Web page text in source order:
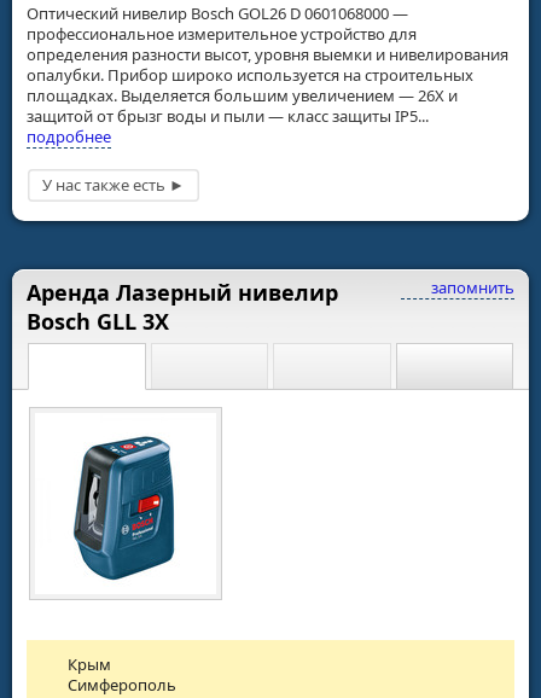
Оптический нивелир Bosch GOL26 D 0601068000 —
профессиональное измерительное устройство для
определения разности высот, уровня выемки и нивелирования
опалубки. Прибор широко используется на строительных
площадках. Выделяется большим увеличением — 26Х и
защитой от брызг воды и пыли — класс защиты IP5...
подробнее
запомнить
Аренда Лазерный нивелир
Bosch GLL 3X
Крым
Симферополь